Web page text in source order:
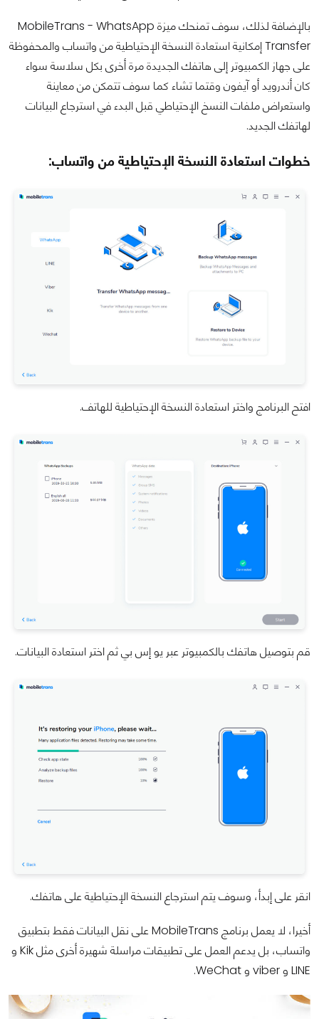
بالإضافة لذلك، سوف تمنحك ميزة MobileTrans - WhatsApp
Transfer إمكانية استعادة النسخة الإحتياطية من واتساب والمحفوظة
على جهاز الكمبيوتر إلى هاتفك الجديدة مرة أخرى بكل سلاسة سواء
كان أندرويد أو آيفون وقتما تشاء كما سوف تتمكن من معاينة
واستعراض ملفات النسخ الإحتياطي قبل البدء في استرجاع البيانات
لهاتفك الجديد.
خطوات استعادة النسخة الإحتياطية من واتساب:
افتح البرنامج واختر استعادة النسخة الإحتياطية للهاتف.
قم بتوصيل هاتفك بالكمبيوتر عبر يو إس بي ثم اختر استعادة البيانات.
انقر على إبدأ، وسوف يتم استرجاع النسخة الإحتياطية على هاتفك.
أخيرا، لا يعمل برنامج MobileTrans على نقل البيانات فقط بتطبيق
واتساب، بل يدعم العمل على تطبيقات مراسلة شهيرة أخرى مثل Kik و
LINE و viber و WeChat.